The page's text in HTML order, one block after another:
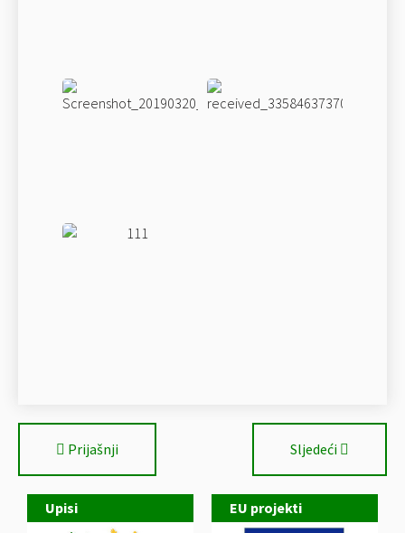
Upisi EU projekti
Prijašnji Sljedeći